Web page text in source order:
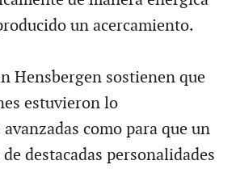
un acercamiento.
Hensbergen sostienen que
estuvieron lo
como para que un
destacadas personalidades